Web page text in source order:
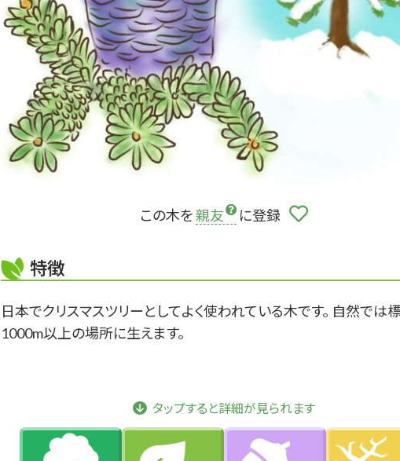
この木を親友 に登録
特徴
日本でクリスマスツリーとしてよく使われている木です。 自然では
1000m以上の場所に生えます。
タップすると詳細が見られます